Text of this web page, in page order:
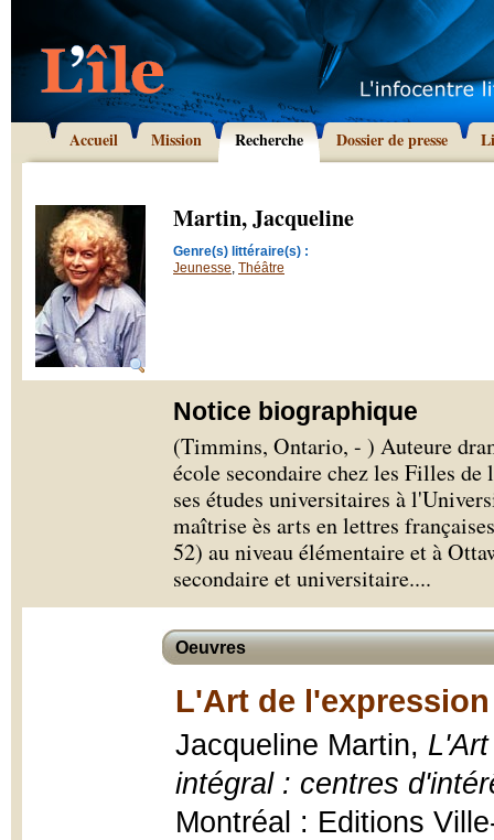
Accueil Mission Recherche Dossier de presse
Martin, Jacqueline
Genre(s) littéraire(s) :
Jeunesse, Théâtre
Notice biographique
(Timmins, Ontario, - ) Auteure
école secondaire chez les Filles
ses études universitaires à
maîtrise ès arts en lettres
52) au niveau élémentaire et à
secondaire et universitaire....
Oeuvres
L'Art de
Jacqueline Martin,
intégral : centres
Montréal : Editions